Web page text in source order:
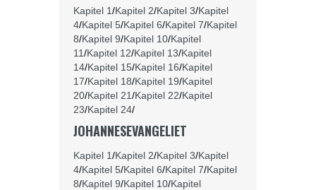
Kapitel 1/Kapitel 2/Kapitel 3/Kapitel
4/Kapitel 5/Kapitel 6/Kapitel 7/Kapitel
8/Kapitel 9/Kapitel 10/Kapitel
11/Kapitel 12/Kapitel 13/Kapitel
14/Kapitel 15/Kapitel 16/Kapitel
17/Kapitel 18/Kapitel 19/Kapitel
20/Kapitel 21/Kapitel 22/Kapitel
23/Kapitel 24/
JOHANNESEVANGELIET
Kapitel 1/Kapitel 2/Kapitel 3/Kapitel
4/Kapitel 5/Kapitel 6/Kapitel 7/Kapitel
8/Kapitel 9/Kapitel 10/Kapitel